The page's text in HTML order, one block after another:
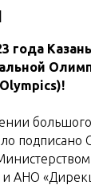
года
подписано
и АНО